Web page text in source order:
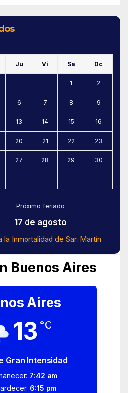
Ju Vi Sa Do
1 2
6 7 8 9
13 14 15 16
20 21 22 23
27 28 29 30
Próximo feriado
17 de agosto
la Inmortalidad de San Martín
Buenos Aires
Aires
13 °C
Gran Intensidad
7:42 am
6:15 pm